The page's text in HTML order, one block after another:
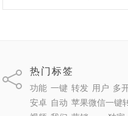
热门标签
功能 一键 转发 用户 多
安卓 自动 苹果微信一键